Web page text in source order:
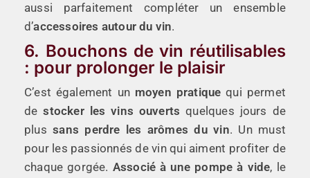
aussi parfaitement compléter un ensemble
d’accessoires autour du vin.
6. Bouchons de vin réutilisables
: pour prolonger le plaisir
C’est également un moyen pratique qui permet
destocker les vins ouverts quelques jours de
plussans perdre les arômes du vin. Un must
pour les passionnés de vin qui aiment profiter de
chaque gorgée. Associé à une pompe à vide, le